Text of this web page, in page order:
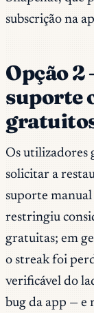
subscrição na
Opção
suporte
Os utilizadores
solicitar a
suporte manual
restringiu
gratuitas; em
o streak foi
verificável do
bug da app — e